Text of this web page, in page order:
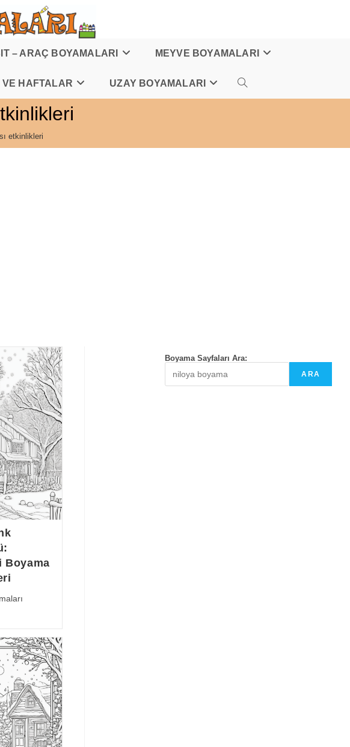
– ARAÇ BOYAMALARI MEYVE BOYAMALARI
VE HAFTALAR UZAY BOYAMALARI TOGGLE
etkinlikleri
Boyama
Boyama Sayfaları Ara:
ARA